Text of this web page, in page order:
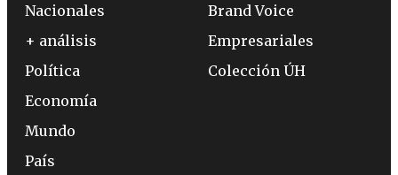
Nacionales
+ análisis
Política
Economía
Mundo
País
Brand Voice
Empresariales
Colección ÚH